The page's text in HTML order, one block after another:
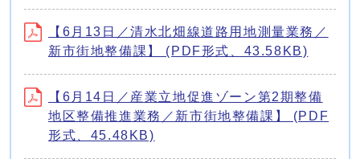
【6月13日／清水北畑線道路用地測量業務／
新市街地整備課】 (PDF形式、43.58KB)
【6月14日／産業立地促進ゾーン第2期整備
地区整備推進業務／新市街地整備課】 (PDF
形式、45.48KB)